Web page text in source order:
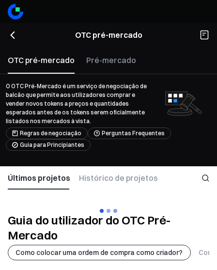
OTC pré-mercado
OTC pré-mercado Pré-mercado
O OTC Pré-Mercado é um serviço de negociação de
balcão que permite aos utilizadores comprar e
vender novos tokens a preços e quantidades
esperados antes de os tokens serem oficialmente
listados nos mercados à vista.
Regras de negociação
Perguntas Frequentes
Guia para Principiantes
Últimos projetos Histórico de projetos
Guia do utilizador do OTC Pré-
Mercado
Como colocar uma ordem de compra como criador?